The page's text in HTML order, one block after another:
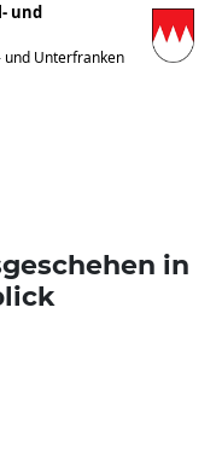
und
und Unterfranken
in